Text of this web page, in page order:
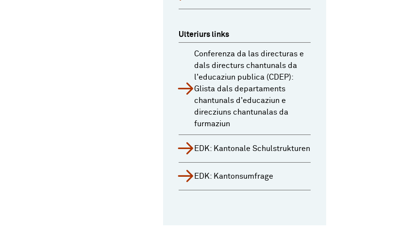
Ulteriurs links
Conferenza da las directuras e
dals directurs chantunals da
l'educaziun publica (CDEP):
Glista dals departaments
chantunals d'educaziun e
direcziuns chantunalas da
furmaziun
EDK: Kantonale Schulstrukturen
EDK: Kantonsumfrage